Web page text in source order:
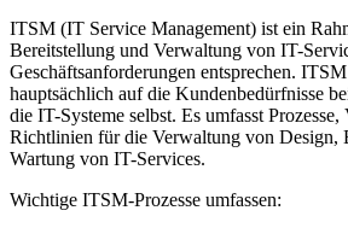
ITSM (IT Service Management) ist ein
Bereitstellung und Verwaltung von IT-
Geschäftsanforderungen entsprechen.
hauptsächlich auf die Kundenbedürfnisse
die IT-Systeme selbst. Es umfasst Prozesse,
Richtlinien für die Verwaltung von Design,
Wartung von IT-Services.
Wichtige ITSM-Prozesse umfassen: